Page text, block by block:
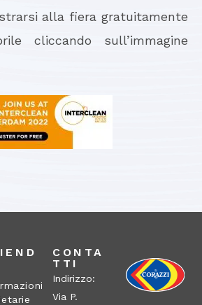
alla fiera gratuitamente
cliccando sull’immagine
CONTA
TTI
Indirizzo:
Via P.